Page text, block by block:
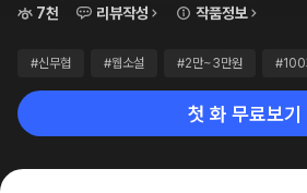
7천
리뷰작성 작품정보
#신무협 #웹소설 #2만~3만원 #100
첫 화 무료보기